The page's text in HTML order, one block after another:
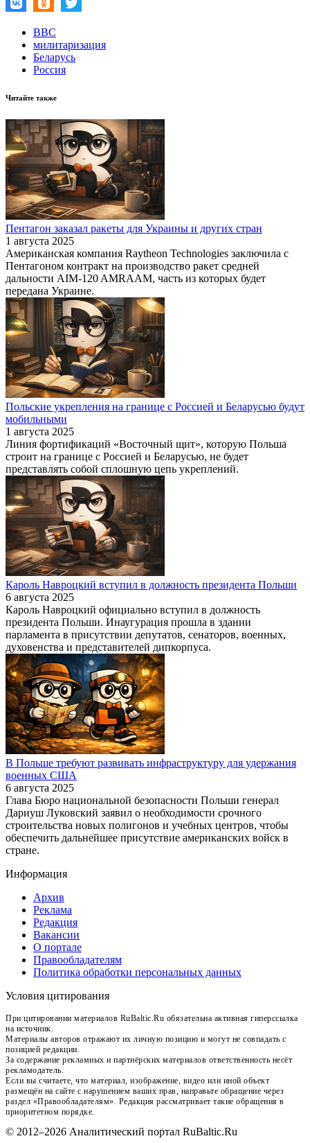
ВВС
милитаризация
Беларусь
Россия
Читайте также
Пентагон заказал ракеты для Украины и других стран
1 августа 2025
Американская компания Raytheon Technologies заключила с
Пентагоном контракт на производство ракет средней
дальности AIM-120 AMRAAM, часть из которых будет
передана Украине.
Польские укрепления на границе с Россией и Беларусью будут
мобильными
1 августа 2025
Линия фортификаций «Восточный щит», которую Польша
строит на границе с Россией и Беларусью, не будет
представлять собой сплошную цепь укреплений.
Кароль Навроцкий вступил в должность президента Польши
6 августа 2025
Кароль Навроцкий официально вступил в должность
президента Польши. Инаугурация прошла в здании
парламента в присутствии депутатов, сенаторов, военных,
духовенства и представителей дипкорпуса.
В Польше требуют развивать инфраструктуру для удержания
военных США
6 августа 2025
Глава Бюро национальной безопасности Польши генерал
Дариуш Луковский заявил о необходимости срочного
строительства новых полигонов и учебных центров, чтобы
обеспечить дальнейшее присутствие американских войск в
стране.
Информация
Архив
Реклама
Редакция
Вакансии
О портале
Правообладателям
Политика обработки персональных данных
Условия цитирования
При цитировании материалов RuBaltic.Ru обязательна активная гиперссылка
на источник.
Материалы авторов отражают их личную позицию и могут не совпадать с
позицией редакции.
За содержание рекламных и партнёрских материалов ответственность несёт
рекламодатель.
Если вы считаете, что материал, изображение, видео или иной объект
размещён на сайте с нарушением ваших прав, направьте обращение через
раздел «Правообладателям». Редакция рассматривает такие обращения в
приоритетном порядке.
© 2012–2026 Аналитический портал RuBaltic.Ru